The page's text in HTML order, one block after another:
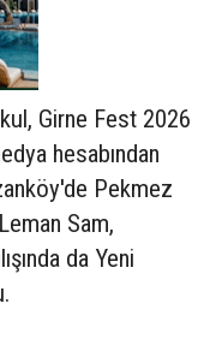
Girne Fest 2026
hesabından
Pekmez
Sam,
da Yeni